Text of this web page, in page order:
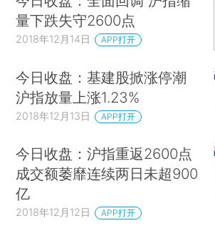
量下跌失守2600点
2018年12月14日 APP打开
今日收盘：基建股掀涨停潮
沪指放量上涨1.23%
2018年12月13日 APP打开
今日收盘：沪指重返2600点
成交额萎靡连续两日未超900
亿
2018年12月12日 APP打开